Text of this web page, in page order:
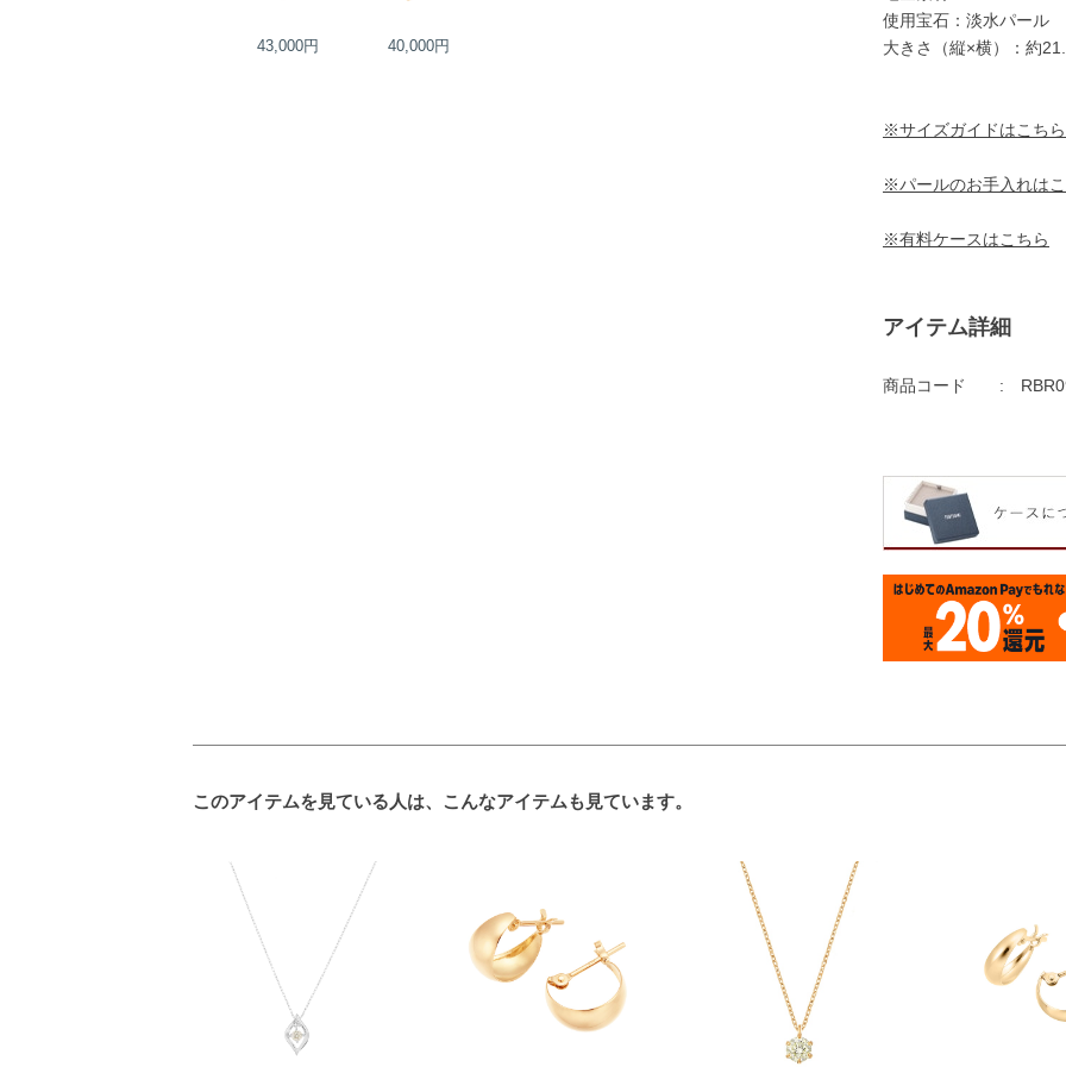
43,000円 40,000円
使用宝石：淡水パール
大きさ（縦×横）：約
※サイズガイドはこちら
※パールのお手入れは
※有料ケースはこちら
アイテム詳細
商品コード
このアイテムを見ている人は、こんなアイテムも見ています。